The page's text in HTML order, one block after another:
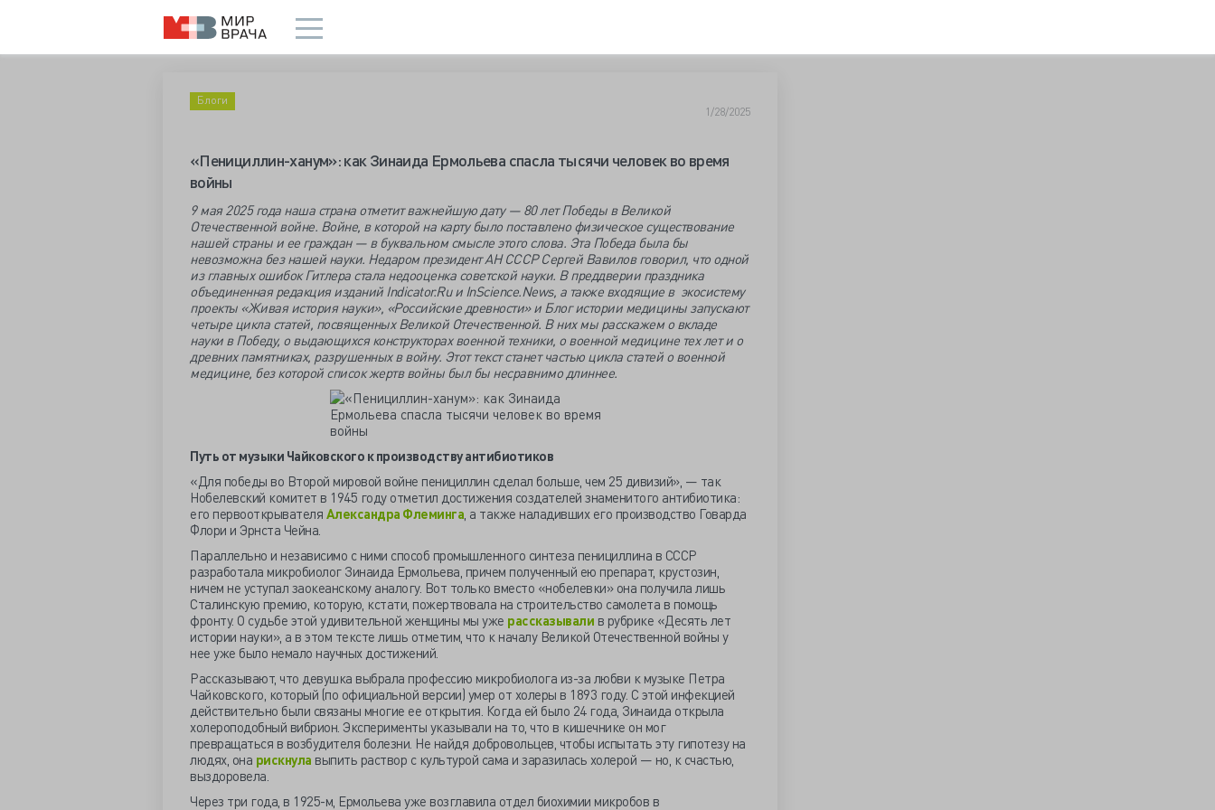
Блоги
1/28/2025
«Пенициллин-ханум»: как Зинаида Ермольева спасла тысячи человек во время
войны
9 мая 2025 года наша страна отметит важнейшую дату — 80 лет Победы в Великой
Отечественной войне. Войне, в которой на карту было поставлено физическое существование
нашей страны и ее граждан — в буквальном смысле этого слова. Эта Победа была бы
невозможна без нашей науки. Недаром президент АН СССР Сергей Вавилов говорил, что одной
из главных ошибок Гитлера стала недооценка советской науки. В преддверии праздника
объединенная редакция изданий Indicator.Ru и InScience.News, а также входящие в экосистему
проекты «Живая история науки», «Российские древности» и Блог истории медицины запускают
четыре цикла статей, посвященных Великой Отечественной. В них мы расскажем о вкладе
науки в Победу, о выдающихся конструкторах военной техники, о военной медицине тех лет и о
древних памятниках, разрушенных в войну. Этот текст станет частью цикла статей о военной
медицине, без которой список жертв войны был бы несравнимо длиннее.
Путь от музыки Чайковского к производству антибиотиков
«Для победы во Второй мировой войне пенициллин сделал больше, чем 25 дивизий», — так
Нобелевский комитет в 1945 году отметил достижения создателей знаменитого антибиотика:
его первооткрывателя Александра Флеминга, а также наладивших его производство Говарда
Флори и Эрнста Чейна.
Параллельно и независимо с ними способ промышленного синтеза пенициллина в СССР
разработала микробиолог Зинаида Ермольева, причем полученный ею препарат, крустозин,
ничем не уступал заокеанскому аналогу. Вот только вместо «нобелевки» она получила лишь
Сталинскую премию, которую, кстати, пожертвовала на строительство самолета в помощь
фронту. О судьбе этой удивительной женщины мы уже рассказывали в рубрике «Десять лет
истории науки», а в этом тексте лишь отметим, что к началу Великой Отечественной войны у
нее уже было немало научных достижений.
Рассказывают, что девушка выбрала профессию микробиолога из-за любви к музыке Петра
Чайковского, который (по официальной версии) умер от холеры в 1893 году. С этой инфекцией
действительно были связаны многие ее открытия. Когда ей было 24 года, Зинаида открыла
холероподобный вибрион. Эксперименты указывали на то, что в кишечнике он мог
превращаться в возбудителя болезни. Не найдя добровольцев, чтобы испытать эту гипотезу на
людях, она рискнула выпить раствор с культурой сама и заразилась холерой — но, к счастью,
выздоровела.
Через три года, в 1925-м, Ермольева уже возглавила отдел биохимии микробов в